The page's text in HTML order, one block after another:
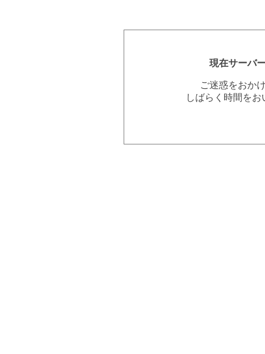
現在サーバ
ご迷惑をおか
しばらく時間を